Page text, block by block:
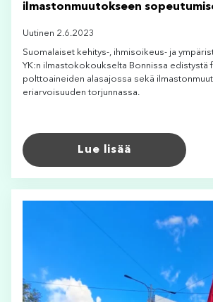
ilmastonmuutokseen
Uutinen 2.6.2023
Suomalaiset kehitys-, ihmisoikeus- ja
YK:n ilmastokokoukselta Bonnissa edistystä
polttoaineiden alasajossa sekä
eriarvoisuuden torjunnassa.
Lue lisää